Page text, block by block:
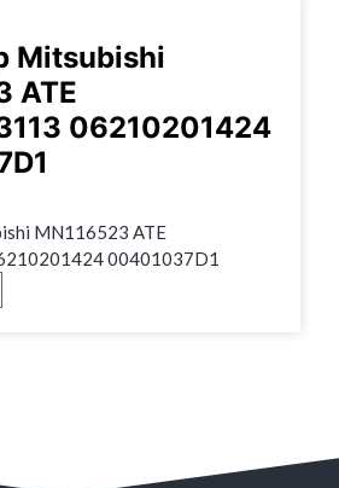
Mitsubishi
ATE
06210201424
MN116523 ATE
00401037D1